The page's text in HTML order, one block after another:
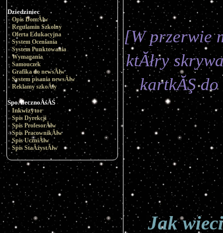
Dziedziniec
Opis DomĂłw
Regulamin Szkolny
Oferta Edukacyjna
System Oceniania
System Punktowania
Wymagania
Samouczek
Grafika do newsĂłw
System pisania newsĂłw
Reklamy szkoÂły
SpoÂłecznoÂśĂŚ
Inkwizytor
Spis Dyrekcji
Spis ProfesorĂłw
Spis PracownikĂłw
Spis UczniĂłw
Spis StaÂżystĂłw
[W przerwie
ktĂłry
kartkĂŞ do
Jak